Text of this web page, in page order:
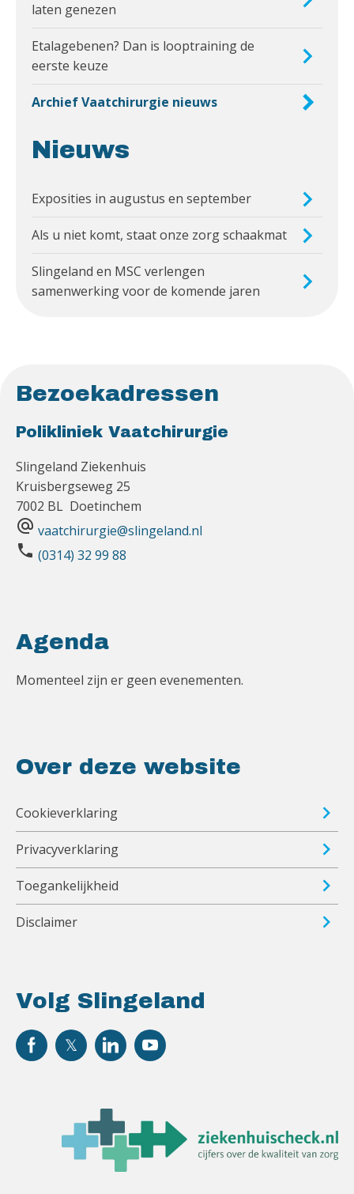
laten genezen
Etalagebenen? Dan is looptraining de
eerste keuze
Archief Vaatchirurgie nieuws
Nieuws
Exposities in augustus en september
Als u niet komt, staat onze zorg schaakmat
Slingeland en MSC verlengen
samenwerking voor de komende jaren
Bezoekadressen
Polikliniek Vaatchirurgie
Slingeland Ziekenhuis
Kruisbergseweg 25
7002 BL Doetinchem
alternate_email vaatchirurgie@slingeland.nl
phone (0314) 32 99 88
Volg Slingeland
Agenda
Momenteel zijn er geen evenementen.
Over deze website
Cookieverklaring
Privacyverklaring
Toegankelijkheid
Disclaimer